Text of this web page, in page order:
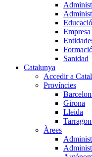
Sanidad
Catalunya
Accedir a
Províncies
Girona
Lleida
Àrees